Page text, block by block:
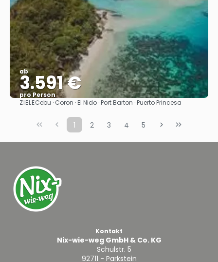
ab
3.591 €
pro Person
Sehen
ZIELECebu · Coron · El Nido · Port Barton · Puerto Princesa
1 2 3 4 5
Kontakt
Nix-wie-weg GmbH & Co. KG
Schulstr. 5
92711 - Parkstein